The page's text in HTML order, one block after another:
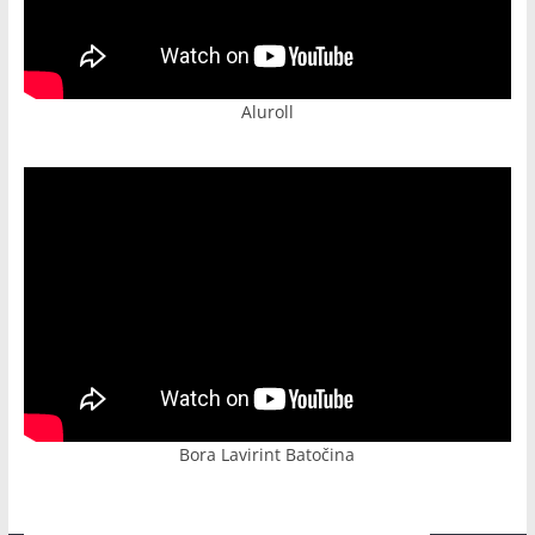
Aluroll
Bora Lavirint Batočina